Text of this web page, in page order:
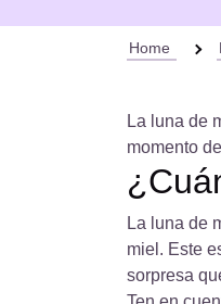
Home
La luna de
momento
La luna de
miel. Este
sorpresa